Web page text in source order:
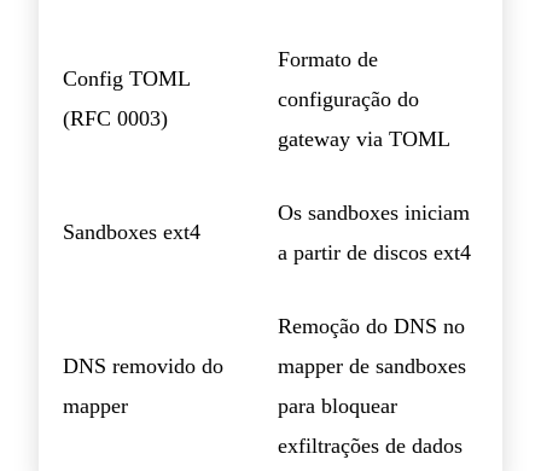
Config TOML
(RFC 0003)
Formato de
configuração do
gateway via TOML
Sandboxes ext4
Os sandboxes iniciam
a partir de discos ext4
DNS removido do
mapper
Remoção do DNS no
mapper de sandboxes
para bloquear
exfiltrações de dados